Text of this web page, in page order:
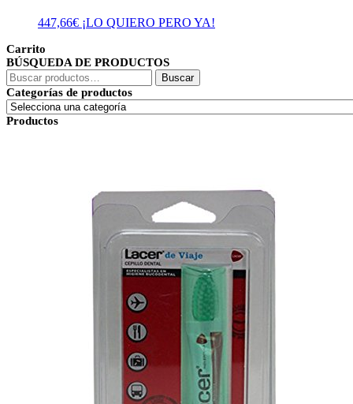
447,66€ ¡LO QUIERO PERO YA!
Carrito
BÚSQUEDA DE PRODUCTOS
Buscar
por:
Buscar
Categorías de productos
Productos